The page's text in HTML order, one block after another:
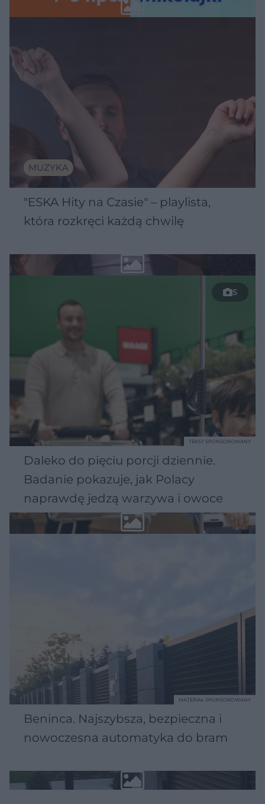
MUZYKA
"ESKA Hity na Czasie" – playlista,
która rozkręci każdą chwilę
5
Daleko do pięciu porcji dziennie.
Badanie pokazuje, jak Polacy
naprawdę jedzą warzywa i owoce
TEKST SPONSOROWANY
Beninca. Najszybsza, bezpieczna i
nowoczesna automatyka do bram
MATERIAŁ SPONSOROWANY